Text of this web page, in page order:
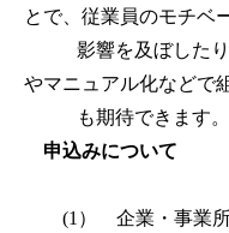
とで、従業員のモチベ
影響を及ぼしたり
やマニュアル化などで
も期待できます。
申込みについて
(1） 企業・事業所